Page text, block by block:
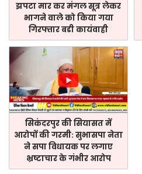
झपटा मार कर मंगल सूत्र लेकर
भागने वाले को किया गया
गिरफ्तार बडी कायंवाही
सिकंदरपुर की सियासत में
आरोपों की गरमी: सुभासपा नेता
ने सपा विधायक पर लगाए
भ्रष्टाचार के गंभीर आरोप